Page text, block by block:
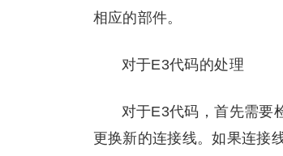
相应的部件。
对于E3代码的处理
对于E3代码，首先需要
更换新的连接线。如果连接